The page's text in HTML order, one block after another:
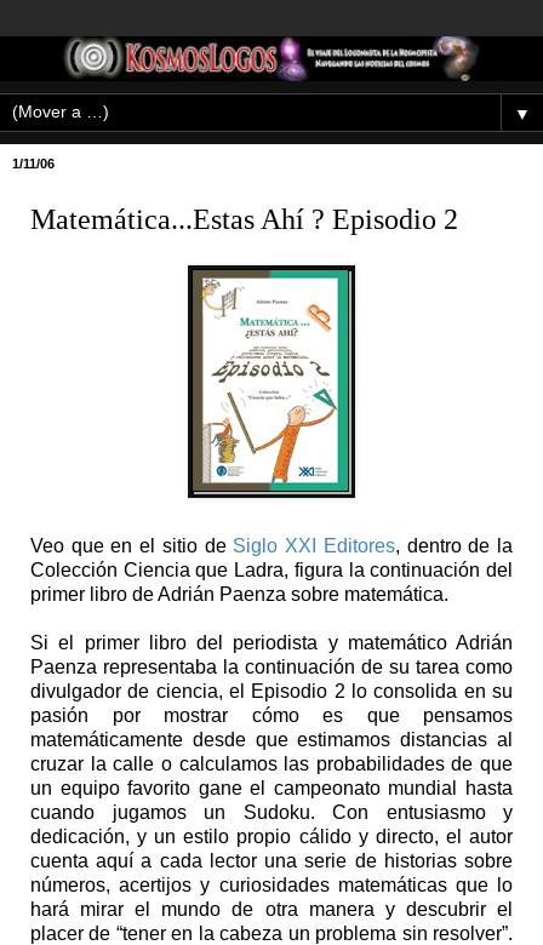
▼
1/11/06
Matemática...Estas Ahí ? Episodio 2
Veo que en el sitio de Siglo XXI Editores, dentro de la
Colección Ciencia que Ladra, figura la continuación del
primer libro de Adrián Paenza sobre matemática.
Si el primer libro del periodista y matemático Adrián
Paenza representaba la continuación de su tarea como
divulgador de ciencia, el Episodio 2 lo consolida en su
pasión por mostrar cómo es que pensamos
matemáticamente desde que estimamos distancias al
cruzar la calle o calculamos las probabilidades de que
un equipo favorito gane el campeonato mundial hasta
cuando jugamos un Sudoku. Con entusiasmo y
dedicación, y un estilo propio cálido y directo, el autor
cuenta aquí a cada lector una serie de historias sobre
números, acertijos y curiosidades matemáticas que lo
hará mirar el mundo de otra manera y descubrir el
placer de “tener en la cabeza un problema sin resolver”.